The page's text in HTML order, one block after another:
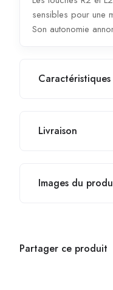
sensibles pour une
Son autonomie
Caractéristiques
Livraison
Images du
Partager ce produit